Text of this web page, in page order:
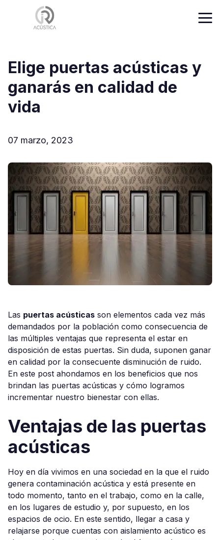
Elige puertas acústicas y
ganarás en calidad de
vida
07 marzo, 2023
Las puertas acústicas son elementos cada vez más
demandados por la población como consecuencia de
las múltiples ventajas que representa el estar en
disposición de estas puertas. Sin duda, suponen ganar
en calidad por la consecuente disminución de ruido.
En este post ahondamos en los beneficios que nos
brindan las puertas acústicas y cómo logramos
incrementar nuestro bienestar con ellas.
Ventajas de las puertas
acústicas
Hoy en día vivimos en una sociedad en la que el ruido
genera contaminación acústica y está presente en
todo momento, tanto en el trabajo, como en la calle,
en los lugares de estudio y, por supuesto, en los
espacios de ocio. En este sentido, llegar a casa y
relajarse porque cuentas con aislamiento acústico es